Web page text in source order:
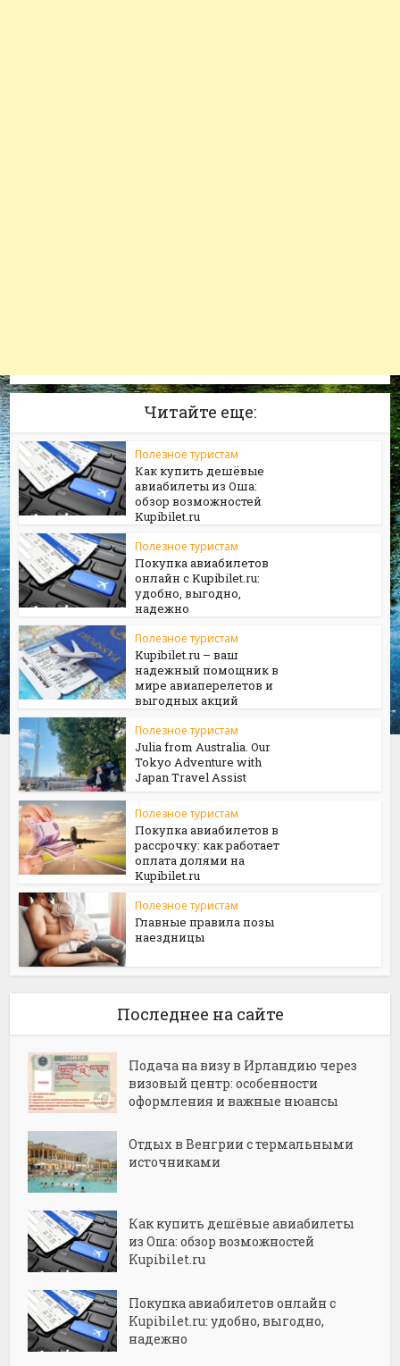
Читайте еще:
Полезное туристам
Как купить дешёвые
авиабилеты из Оша:
обзор возможностей
Kupibilet.ru
Полезное туристам
Покупка авиабилетов
онлайн с Kupibilet.ru:
удобно, выгодно,
надежно
Полезное туристам
Kupibilet.ru – ваш
надежный помощник в
мире авиаперелетов и
выгодных акций
Полезное туристам
Julia from Australia. Our
Tokyo Adventure with
Japan Travel Assist
Полезное туристам
Покупка авиабилетов в
рассрочку: как работает
оплата долями на
Kupibilet.ru
Полезное туристам
Главные правила позы
наездницы
Последнее на сайте
Подача на визу в Ирландию через
визовый центр: особенности
оформления и важные нюансы
Отдых в Венгрии с термальными
источниками
Как купить дешёвые авиабилеты
из Оша: обзор возможностей
Kupibilet.ru
Покупка авиабилетов онлайн с
Kupibilet.ru: удобно, выгодно,
надежно